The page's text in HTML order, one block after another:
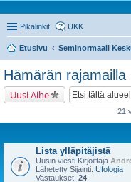
Pikalinkit UKK
Etusivu Seminormaali
Hämärän rajamailla
Uusi Aihe
21
Lista ylläpitäjistä
Uusin viesti Kirjoittaja
Lähetetty Sijainti: Ufologia
Vastaukset: 24